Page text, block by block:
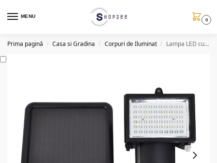
MENU
0
Prima pagină / Casa si Gradina / Corpuri de Iluminat / Lampa LED cu panou solar, 60 LED, senzor de miscare, 15W